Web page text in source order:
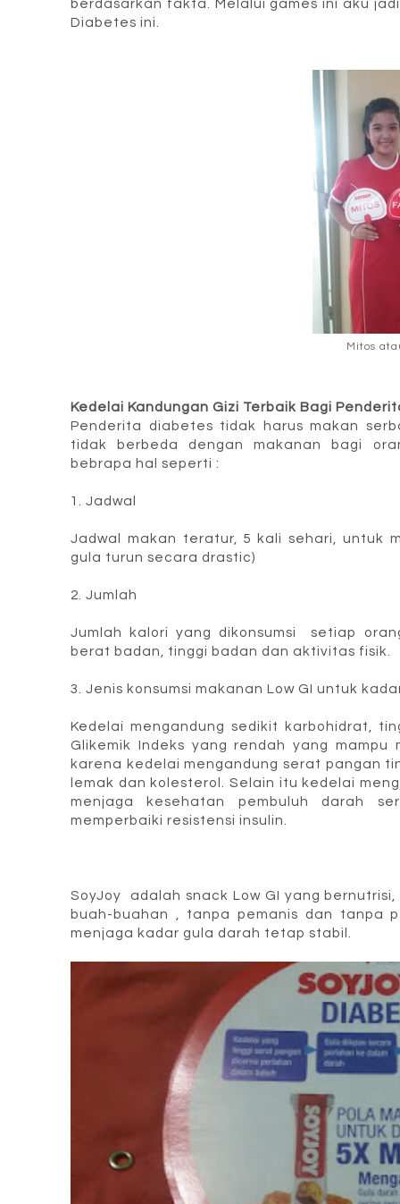
berdasarkan fakta. Melalui games ini aku
Diabetes ini.
Mitos
Kedelai Kandungan Gizi Terbaik Bagi
Penderita diabetes tidak harus makan
tidak berbeda dengan makanan bagi
bebrapa hal seperti :
1. Jadwal
Jadwal makan teratur, 5 kali sehari, untuk
gula turun secara drastic)
2. Jumlah
Jumlah kalori yang dikonsumsi setiap
berat badan, tinggi badan dan aktivitas fisik.
3. Jenis konsumsi makanan Low GI untuk
Kedelai mengandung sedikit karbohidrat,
Glikemik Indeks yang rendah yang
karena kedelai mengandung serat pangan
lemak dan kolesterol. Selain itu kedelai
menjaga kesehatan pembuluh darah
memperbaiki resistensi insulin.
SoyJoy adalah snack Low GI yang
buah-buahan , tanpa pemanis dan tanpa
menjaga kadar gula darah tetap stabil.